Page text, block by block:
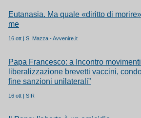
Eutanasia. Ma quale «diritto di
me
16 ott | S. Mazza - Avvenire.it
Papa Francesco: a Incontro
liberalizzazione brevetti vaccini,
fine sanzioni unilaterali”
16 ott | SIR